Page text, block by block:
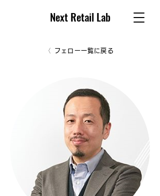
Next Retail Lab
フェロー一覧に戻る